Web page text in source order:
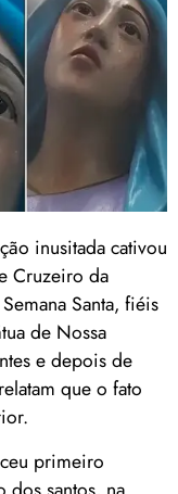
inusitada cativou
Cruzeiro da
Santa, fiéis
de Nossa
e depois de
que o fato
primeiro